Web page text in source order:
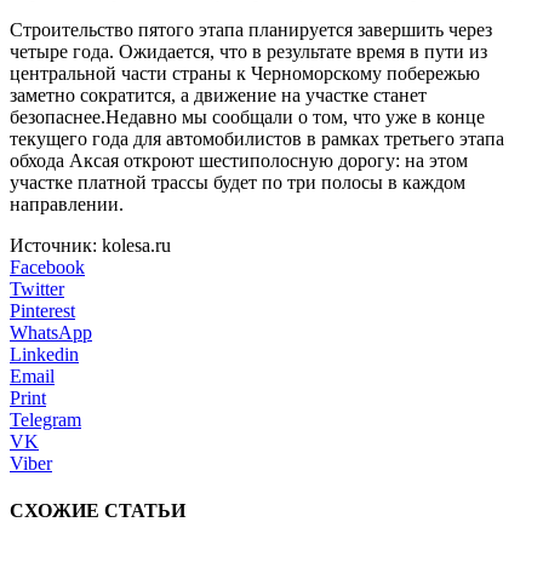
Строительство пятого этапа планируется завершить через
четыре года. Ожидается, что в результате время в пути из
центральной части страны к Черноморскому побережью
заметно сократится, а движение на участке станет
безопаснее.Недавно мы сообщали о том, что уже в конце
текущего года для автомобилистов в рамках третьего этапа
обхода Аксая откроют шестиполосную дорогу: на этом
участке платной трассы будет по три полосы в каждом
направлении.
Источник: kolesa.ru
Facebook
Twitter
Pinterest
WhatsApp
Linkedin
Email
Print
Telegram
VK
Viber
СХОЖИЕ СТАТЬИ